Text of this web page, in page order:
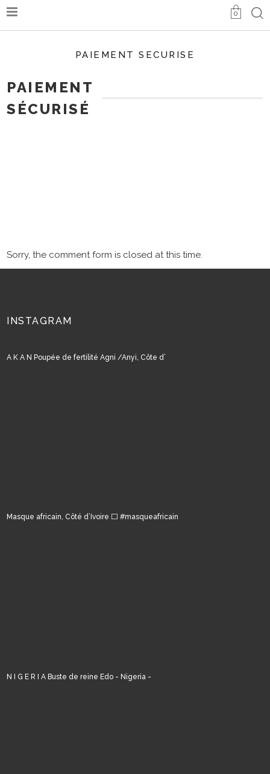
0
PAIEMENT SECURISE
PAIEMENT
SÉCURISÉ
Sorry, the comment form is closed at this time.
INSTAGRAM
A K A N Poupée de fertilité Agni /Anyi, Côte d’
Masque africain, Côté d’Ivoire ⬜️ #masqueafricain
N I G E R I A Buste de reine Edo - Nigeria -